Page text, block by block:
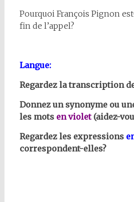
Pourquoi François Pignon
fin de l’appel?
Langue:
Regardez la transcription
Donnez un synonyme ou
les mots en violet(aidez-
Regardez les expressions
correspondent-elles?